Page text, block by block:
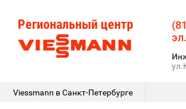
Региональный центр
Viessmann в Санкт-Петербурге